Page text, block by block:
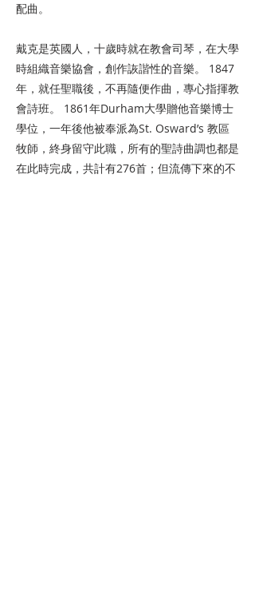
配曲。
戴克是英國人，十歲時就在教會司琴，在大學
時組織音樂協會，創作詼諧性的音樂。 1847
年，就任聖職後，不再隨便作曲，專心指揮教
會詩班。 1861年Durham大學贈他音樂博士
學位，一年後他被奉派為St. Osward’s 教區
牧師，終身留守此職，所有的聖詩曲調也都是
在此時完成，共計有276首；但流傳下來的不